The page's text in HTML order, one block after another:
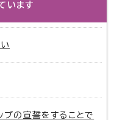
います
プの宣誓をすることで